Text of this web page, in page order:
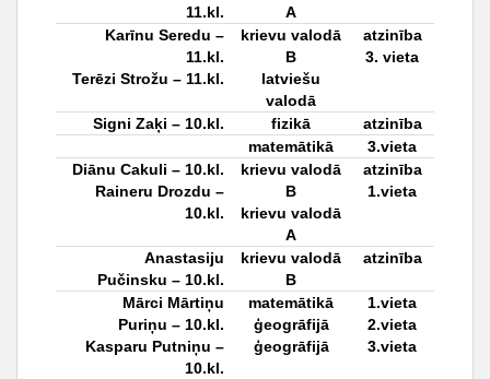
11.kl.
A
Karīnu Seredu –
11.kl.
Terēzi Strožu – 11.kl.
krievu valodā
B
latviešu
valodā
atzinība
3. vieta
Signi Zaķi –10.kl. fizikā
atzinība
matemātikā
3.vieta
Diānu Cakuli – 10.kl.
Raineru Drozdu –
10.kl.
krievu valodā
B
krievu valodā
A
atzinība
1.vieta
Anastasiju
Pučinsku – 10.kl.
krievu valodā
B
atzinība
Mārci Mārtiņu
Puriņu – 10.kl.
Kasparu Putniņu –
10.kl.
matemātikā
ģeogrāfijā
ģeogrāfijā
1.vieta
2.vieta
3.vieta